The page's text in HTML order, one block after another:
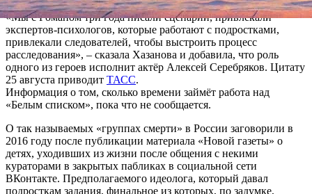
«Мы с Романом три года писали сценарий, привлекали
экспертов-психологов, которые работают с подростками,
привлекали следователей, чтобы выстроить процесс
расследования», – сказала Хазанова и добавила, что роль
одного из героев исполнит актёр Алексей Серебряков. Цитату
25 августа приводит ТАСС.
Информация о том, сколько времени займёт работа над
«Белым списком», пока что не сообщается.
О так называемых «группах смерти» в России заговорили в
2016 году после публикации материала «Новой газеты» о
детях, уходивших из жизни после общения с некими
кураторами в закрытых пабликах в социальной сети
ВКонтакте. Предполагаемого идеолога, который давал
подросткам задания, финальное из которых, по задумке,